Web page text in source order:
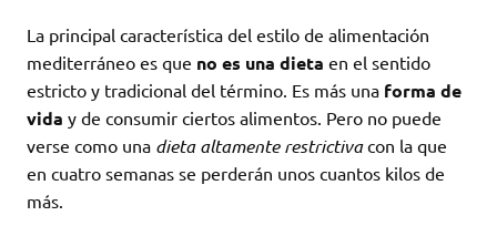
La principal característica del estilo de alimentación
mediterráneo es que no es una dieta en el sentido
estricto y tradicional del término. Es más una forma de
vida y de consumir ciertos alimentos. Pero no puede
verse como una dieta altamente restrictivacon la que
en cuatro semanas se perderán unos cuantos kilos de
más.